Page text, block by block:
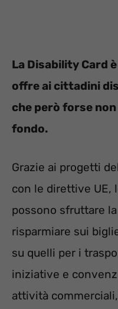
La Disability Card
offre ai cittadini
che però forse
fondo.
Grazie ai progetti
con le direttive UE,
possono sfruttare
risparmiare sui
su quelli per i
iniziative e
attività